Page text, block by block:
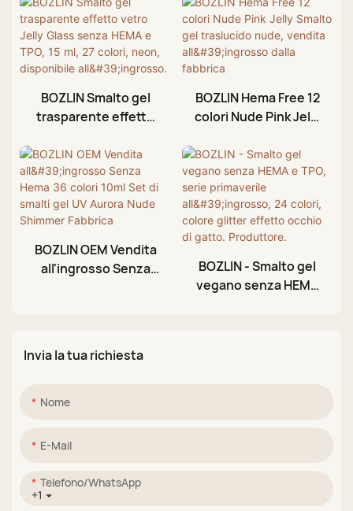
BOZLIN Smalto gel
trasparente effetto
senza HEMA e TPO,
15 ml, 27 colori, neon,
disponibile
all'ingrosso.
BOZLIN Hema Free 12
colori Nude Pink Jelly
nude, vendita
all'ingrosso dalla
fabbrica
BOZLIN OEM Vendita
all'ingrosso Senza
BOZLIN - Smalto gel
vegano senza HEMA
Invia la tua richiesta
Nome
E-Mail
+1
Telefono/WhatsApp